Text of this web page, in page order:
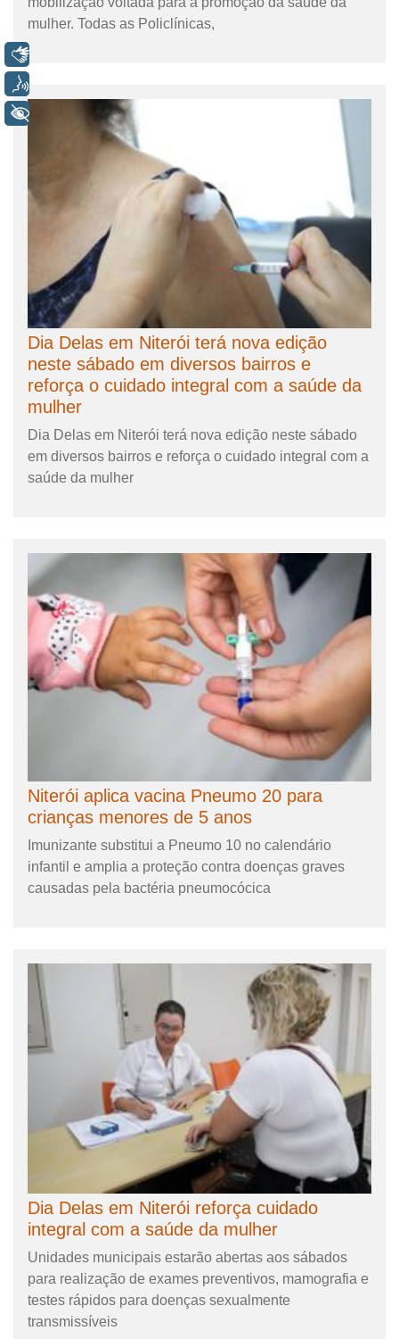
mulher. Todas as Policlínicas,
Dia Delas em Niterói terá nova edição
neste sábado em diversos bairros e
reforça o cuidado integral com a saúde da
mulher
Dia Delas em Niterói terá nova edição neste sábado
em diversos bairros e reforça o cuidado integral com a
saúde da mulher
Niterói aplica vacina Pneumo 20 para
crianças menores de 5 anos
Imunizante substitui a Pneumo 10 no calendário
infantil e amplia a proteção contra doenças graves
causadas pela bactéria pneumocócica
Dia Delas em Niterói reforça cuidado
integral com a saúde da mulher
Unidades municipais estarão abertas aos sábados
para realização de exames preventivos, mamografia e
testes rápidos para doenças sexualmente
transmissíveis
+ Acessibilidade